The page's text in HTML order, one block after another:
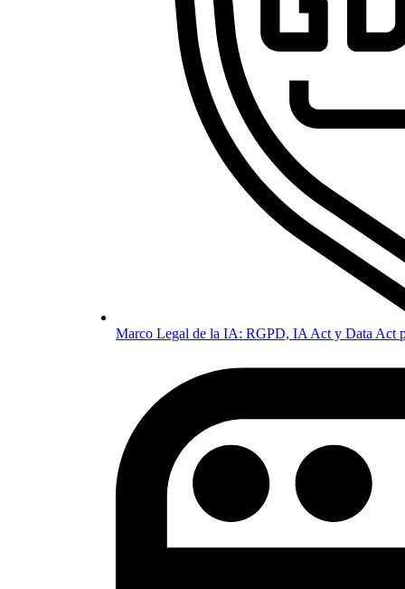
Marco Legal de la IA: RGPD, IA Act y Data Act